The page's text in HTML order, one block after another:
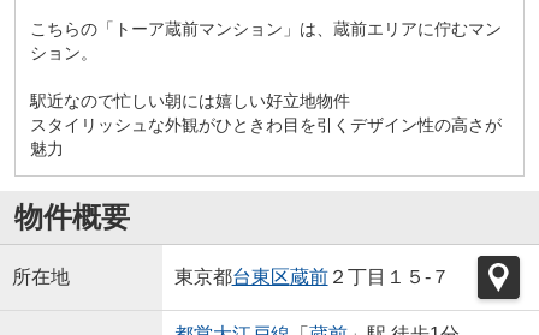
こちらの「トーア蔵前マンション」は、蔵前エリアに佇むマン
ション。
駅近なので忙しい朝には嬉しい好立地物件
スタイリッシュな外観がひときわ目を引くデザイン性の高さが
魅力
物件概要
所在地 東京都台東区蔵前２丁目１５-７